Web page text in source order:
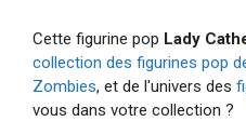
Cette figurine pop Lady
collection des figurines pop
Zombies, et de l'univers des
vous dans votre collection ?